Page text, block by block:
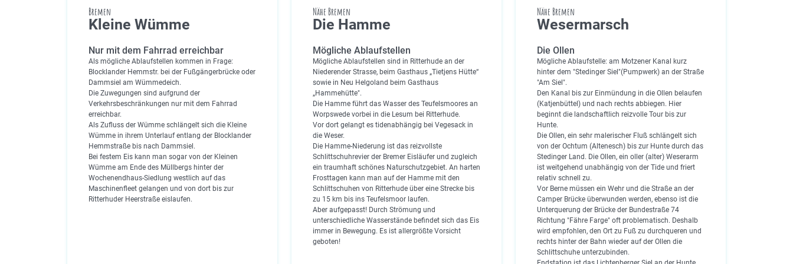
Bremen
Kleine Wümme
Nur mit dem Fahrrad erreichbar
Als mögliche Ablaufstellen kommen in Frage:
Blocklander Hemmstr. bei der Fußgängerbrücke oder
Dammsiel am Wümmedeich.
Die Zuwegungen sind aufgrund der
Verkehrsbeschränkungen nur mit dem Fahrrad
erreichbar.
Als Zufluss der Wümme schlängelt sich die Kleine
Wümme in ihrem Unterlauf entlang der Blocklander
Hemmstraße bis nach Dammsiel.
Bei festem Eis kann man sogar von der Kleinen
Wümme am Ende des Müllbergs hinter der
Wochenendhaus-Siedlung westlich auf das
Maschinenfleet gelangen und von dort bis zur
Ritterhuder Heerstraße eislaufen.
Nähe Bremen
Die Hamme
Mögliche Ablaufstellen
Mögliche Ablaufstellen sind in Ritterhude an der
Niederender Strasse, beim Gasthaus „Tietjens Hütte“
sowie in Neu Helgoland beim Gasthaus
„Hammehütte".
Die Hamme führt das Wasser des Teufelsmoores an
Worpswede vorbei in die Lesum bei Ritterhude.
Vor dort gelangt es tidenabhängig bei Vegesack in
die Weser.
Die Hamme-Niederung ist das reizvollste
Schlittschuhrevier der Bremer Eisläufer und zugleich
ein traumhaft schönes Naturschutzgebiet. An harten
Frosttagen kann man auf der Hamme mit den
Schlittschuhen von Ritterhude über eine Strecke bis
zu 15 km bis ins Teufelsmoor laufen.
Aber aufgepasst! Durch Strömung und
unterschiedliche Wasserstände befindet sich das Eis
immer in Bewegung. Es ist allergrößte Vorsicht
geboten!
Nähe Bremen
Wesermarsch
Die Ollen
Mögliche Ablaufstelle: am Motzener Kanal kurz
hinter dem "Stedinger Siel"(Pumpwerk) an der Straße
"Am Siel".
Den Kanal bis zur Einmündung in die Ollen belaufen
(Katjenbüttel) und nach rechts abbiegen. Hier
beginnt die landschaftlich reizvolle Tour bis zur
Hunte.
Die Ollen, ein sehr malerischer Fluß schlängelt sich
von der Ochtum (Altenesch) bis zur Hunte durch das
Stedinger Land. Die Ollen, ein oller (alter) Weserarm
ist weitgehend unabhängig von der Tide und friert
relativ schnell zu.
Vor Berne müssen ein Wehr und die Straße an der
Camper Brücke überwunden werden, ebenso ist die
Unterquerung der Brücke der Bundestraße 74
Richtung "Fähre Farge" oft problematisch. Deshalb
wird empfohlen, den Ort zu Fuß zu durchqueren und
rechts hinter der Bahn wieder auf der Ollen die
Schlittschuhe unterzubinden.